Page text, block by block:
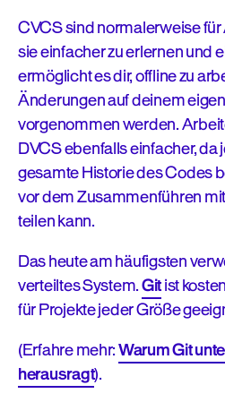
CVCS sind normalerweise
sie einfacher zu erlernen und
ermöglicht es dir, offline zu
Änderungen auf deinem
vorgenommen werden.
DVCS ebenfalls einfacher,
gesamte Historie des Codes
vor dem Zusammenführen
teilen kann.
Das heute am häufigsten
verteiltes System.Gitist
für Projekte jeder Größe
(Erfahre mehr:Warum Git
herausragt).